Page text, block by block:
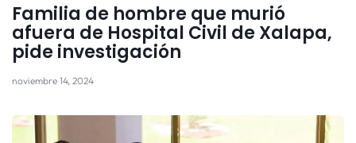
Familia de hombre que murió
afuera de Hospital Civil de Xalapa,
pide investigación
noviembre 14, 2024